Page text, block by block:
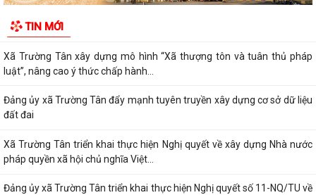
TIN MỚI
liệu dân cư.
Xã Trường Tân xây dựng mô hình “Xã thượng tôn và tuân thủ pháp
luật”, nâng cao ý thức chấp hành...
Đảng ủy xã Trường Tân đẩy mạnh tuyên truyền xây dựng cơ sở dữ liệu
đất đai
Xã Trường Tân triển khai thực hiện Nghị quyết về xây dựng Nhà nước
pháp quyền xã hội chủ nghĩa Việt...
Đảng ủy xã Trường Tân triển khai thực hiện Nghị quyết số 11-NQ/TU về